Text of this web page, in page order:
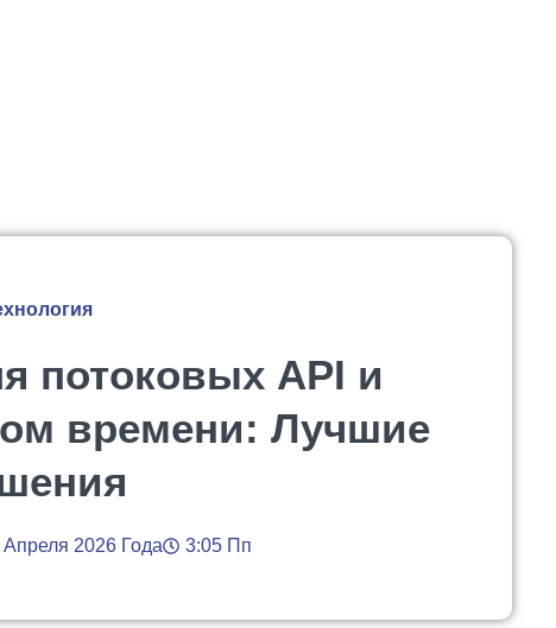
потоковых API и
времени: Лучшие
Апреля 2026 Года 3:05 Пп